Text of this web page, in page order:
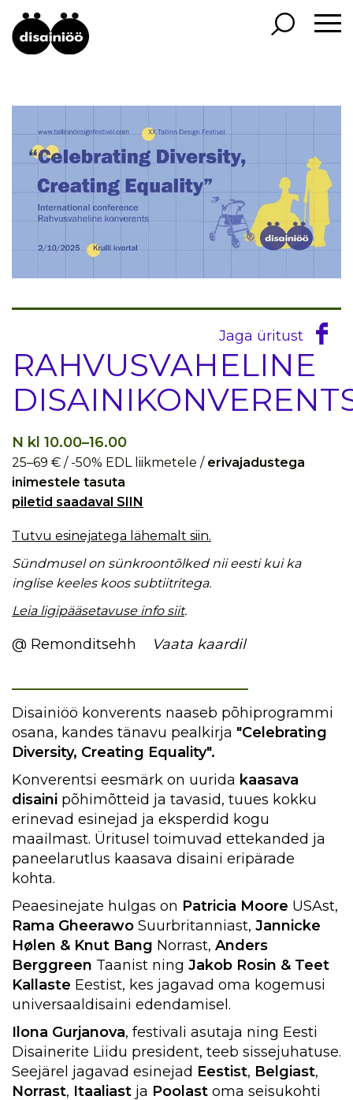
Jaga üritust
RAHVUSVAHELINE
N kl 10.00–16.00
25–69 € / -50% EDL liikmetele / erivajadustega
inimestele tasuta
piletid saadaval SIIN
Tutvu esinejatega lähemalt siin.
Sündmusel on sünkroontõlked nii eesti kui ka
inglise keeles koos subtiitritega.
Leia ligipääsetavuse info siit.
@ Remonditsehh Vaata kaardil
Disainiöö konverents naaseb põhiprogrammi
osana, kandes tänavu pealkirja "Celebrating
Diversity, Creating Equality".
Konverentsi eesmärk on uurida kaasava
disaini põhimõtteid ja tavasid, tuues kokku
erinevad esinejad ja eksperdid kogu
maailmast. Üritusel toimuvad ettekanded ja
paneelarutlus kaasava disaini eripärade
kohta.
Peaesinejate hulgas on Patricia Moore USAst,
Rama Gheerawo Suurbritanniast, Jannicke
Hølen & Knut Bang Norrast, Anders
Berggreen Taanist ning Jakob Rosin & Teet
Kallaste Eestist, kes jagavad oma kogemusi
universaaldisaini edendamisel.
Ilona Gurjanova, festivali asutaja ning Eesti
Disainerite Liidu president, teeb sissejuhatuse.
Seejärel jagavad esinejad Eestist, Belgiast,
Norrast, Itaaliast ja Poolast oma seisukohti